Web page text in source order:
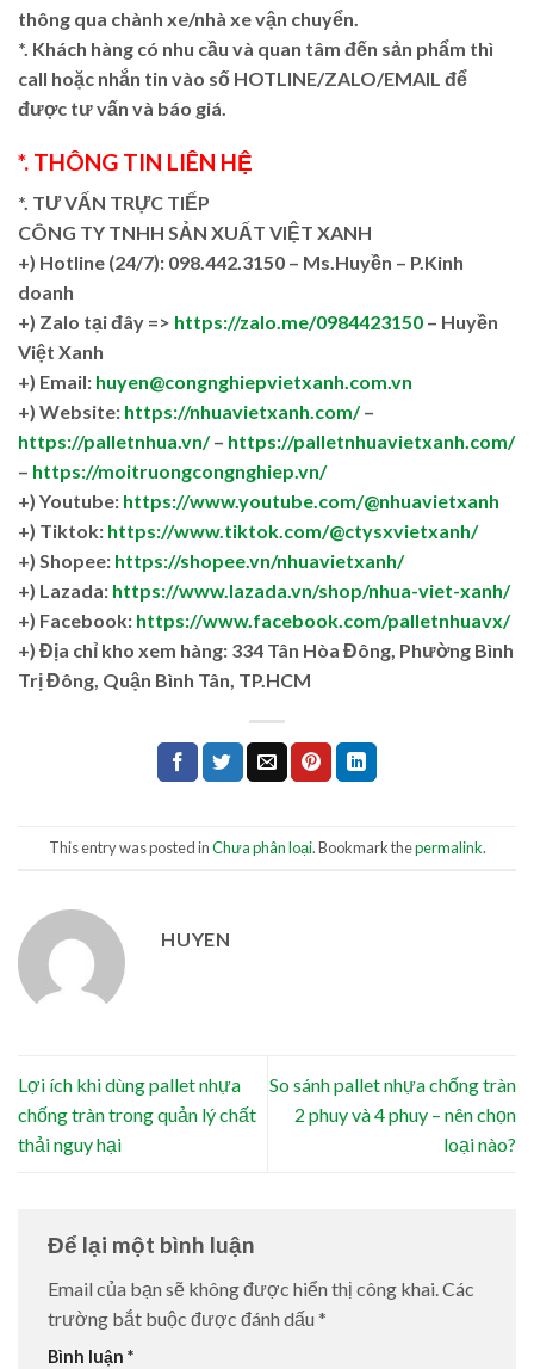
thông qua chành xe/nhà xe vận chuyển.
*. Khách hàng có nhu cầu và quan tâm đến sản phẩm thì
call hoặc nhắn tin vào số HOTLINE/ZALO/EMAIL để
được tư vấn và báo giá.
*. THÔNG TIN LIÊN HỆ
*. TƯ VẤN TRỰC TIẾP
CÔNG TY TNHH SẢN XUẤT VIỆT XANH
+) Hotline (24/7): 098.442.3150 – Ms.Huyền – P.Kinh
doanh
+) Zalo tại đây => https://zalo.me/0984423150 – Huyền
Việt Xanh
+) Email: huyen@congnghiepvietxanh.com.vn
+) Website: https://nhuavietxanh.com/–
https://palletnhua.vn/– https://palletnhuavietxanh.com/
– https://moitruongcongnghiep.vn/
+) Youtube: https://www.youtube.com/@nhuavietxanh
+) Tiktok: https://www.tiktok.com/@ctysxvietxanh/
+) Shopee: https://shopee.vn/nhuavietxanh/
+) Lazada: https://www.lazada.vn/shop/nhua-viet-xanh/
+) Facebook: https://www.facebook.com/palletnhuavx/
+) Địa chỉ kho xem hàng: 334 Tân Hòa Đông, Phường Bình
Trị Đông, Quận Bình Tân, TP.HCM
This entry was posted inChưa phân loại. Bookmark thepermalink.
HUYEN
Lợi ích khi dùng pallet nhựa
chống tràn trong quản lý chất
thải nguy hại
So sánh pallet nhựa chống tràn
2 phuy và 4 phuy – nên chọn
loại nào?
Để lại một bình luận
Email của bạn sẽ không được hiển thị công khai.Các
trường bắt buộc được đánh dấu *
Bình luận *